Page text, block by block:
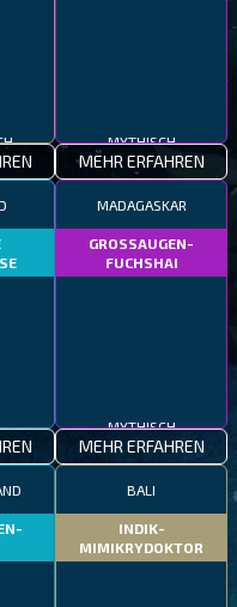
MYTHISCH
MEHR ERFAHREN
MADAGASKAR
GROSSAUGEN-
FUCHSHAI
MYTHISCH
MEHR ERFAHREN
BALI
INDIK-
MIMIKRYDOKTOR